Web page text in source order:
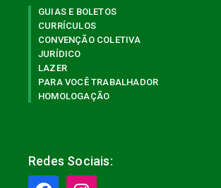
GUIAS E BOLETOS
CURRÍCULOS
CONVENÇÃO COLETIVA
JURÍDICO
LAZER
PARA VOCÊ TRABALHADOR
HOMOLOGAÇÃO
Redes Sociais: